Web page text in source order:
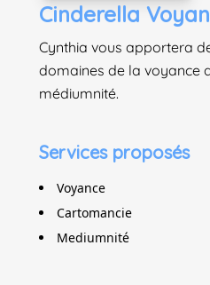
Cinderella
Cynthia vous apportera
domaines de la voyance
médiumnité.
Services proposés
Voyance
Cartomancie
Mediumnité